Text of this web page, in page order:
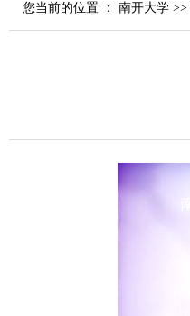
您当前的位置 ： 南开大学 >>